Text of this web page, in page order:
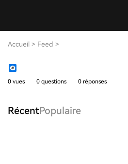
Accueil > Feed >
0 vues 0 questions 0 réponses
RécentPopulaire